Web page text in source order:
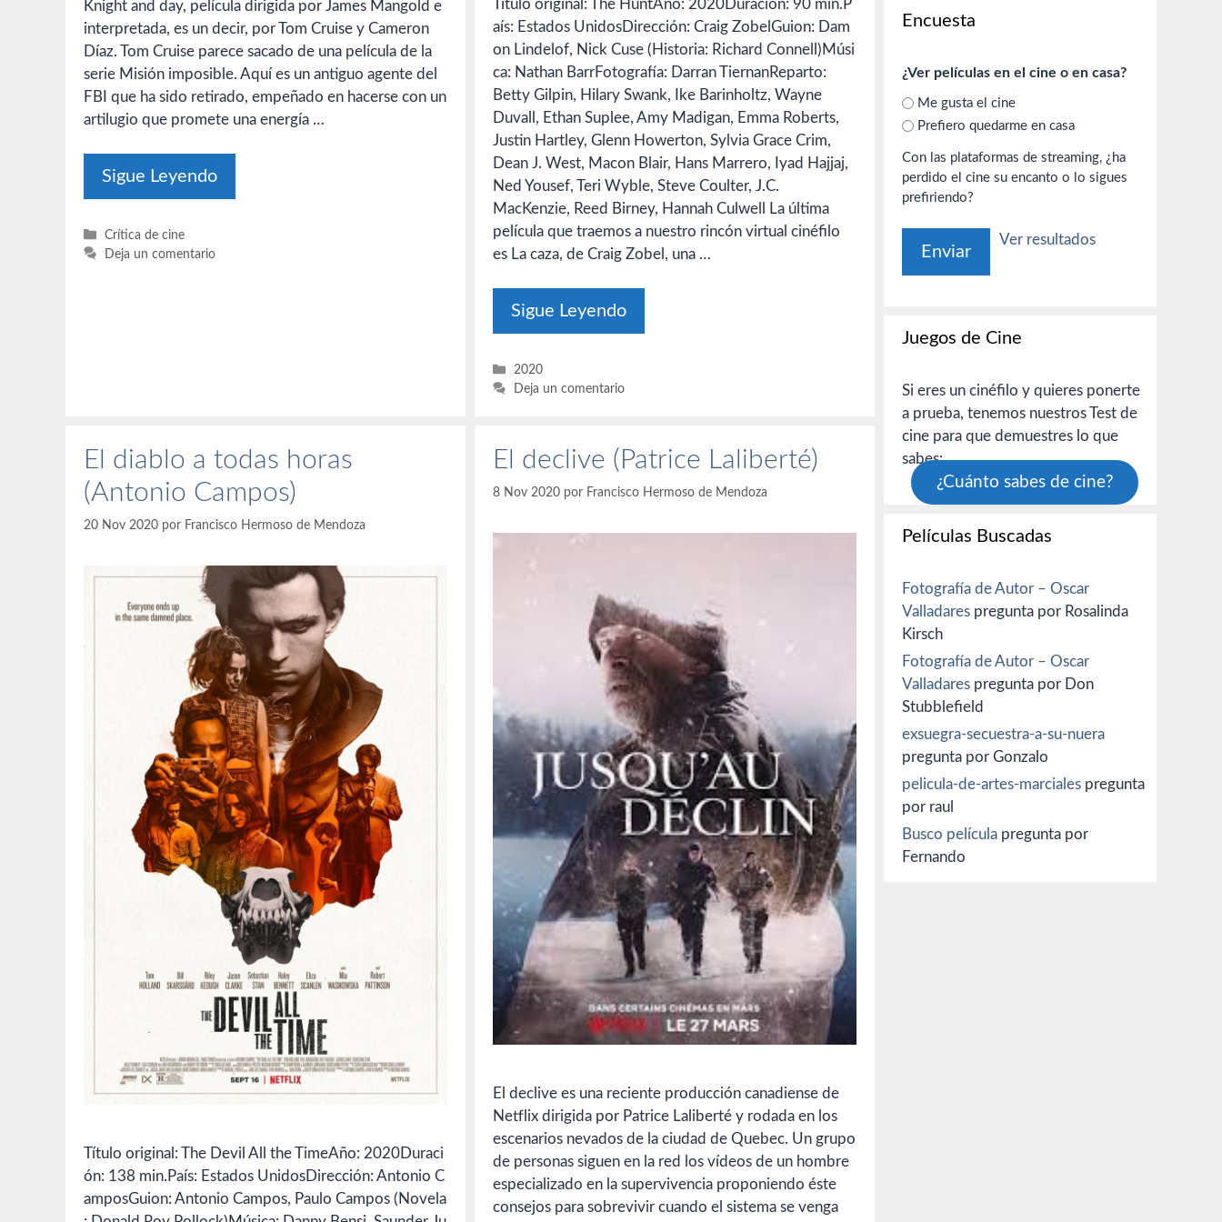
Knight and day, película dirigida por James Mangold e
interpretada, es un decir, por Tom Cruise y Cameron
Díaz. Tom Cruise parece sacado de una película de la
serie Misión imposible. Aquí es un antiguo agente del
FBI que ha sido retirado, empeñado en hacerse con un
artilugio que promete una energía …
Sigue Leyendo
Categorías
Crítica de cine
Deja un comentario
Título original: The HuntAño: 2020Duración: 90 min.P
aís: Estados UnidosDirección: Craig ZobelGuion: Dam
on Lindelof, Nick Cuse (Historia: Richard Connell)Músi
ca: Nathan BarrFotografía: Darran TiernanReparto:
Betty Gilpin, Hilary Swank, Ike Barinholtz, Wayne
Duvall, Ethan Suplee, Amy Madigan, Emma Roberts,
Justin Hartley, Glenn Howerton, Sylvia Grace Crim,
Dean J. West, Macon Blair, Hans Marrero, Iyad Hajjaj,
Ned Yousef, Teri Wyble, Steve Coulter, J.C.
MacKenzie, Reed Birney, Hannah Culwell La última
película que traemos a nuestro rincón virtual cinéfilo
es La caza, de Craig Zobel, una …
Sigue Leyendo
Categorías
2020
Deja un comentario
El diablo a todas horas
(Antonio Campos)
20 Nov 2020 por Francisco Hermoso de Mendoza
Título original: The Devil All the TimeAño: 2020Duraci
ón: 138 min.País: Estados UnidosDirección: Antonio C
amposGuion: Antonio Campos, Paulo Campos (Novela
El declive (Patrice Laliberté)
8 Nov 2020 por Francisco Hermoso de Mendoza
El declive es una reciente producción canadiense de
Netflix dirigida por Patrice Laliberté y rodada en los
escenarios nevados de la ciudad de Quebec. Un grupo
de personas siguen en la red los vídeos de un hombre
especializado en la supervivencia proponiendo éste
consejos para sobrevivir cuando el sistema se venga
Encuesta
¿Ver películas en el cine o en casa?
Me gusta el cine
Prefiero quedarme en casa
Con las plataformas de streaming, ¿ha
perdido el cine su encanto o lo sigues
prefiriendo?
Ver resultados
Juegos de Cine
Si eres un cinéfilo y quieres ponerte
a prueba, tenemos nuestros Test de
cine para que demuestres lo que
sabes:
¿Cuánto sabes de cine?
Películas Buscadas
Fotografía de Autor – Oscar
Valladares pregunta por Rosalinda
Kirsch
Fotografía de Autor – Oscar
Valladares pregunta por Don
Stubblefield
exsuegra-secuestra-a-su-nuera
pregunta por Gonzalo
pelicula-de-artes-marciales pregunta
por raul
Busco película pregunta por
Fernando